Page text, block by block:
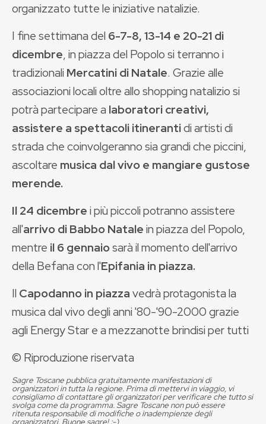
organizzato tutte le iniziative natalizie.
I fine settimana del 6-7-8, 13-14 e 20-21di
dicembre, in piazza del Popolo si terranno i
tradizionali Mercatini di Natale. Grazie alle
associazioni locali oltre allo shopping natalizio si
potrà partecipare a laboratori creativi,
assistere a spettacoli itinerantidi artisti di
strada che coinvolgeranno sia grandi che piccini,
ascoltare musica dal vivo e mangiare gustose
merende.
Il 24 dicembrei più piccoli potranno assistere
all'arrivo di Babbo Natalein piazza del Popolo,
mentre il 6 gennaiosarà il momento dell'arrivo
della Befana con l'Epifania in piazza.
Il Capodanno in piazzavedrà protagonista la
musica dal vivo degli anni '80-'90-2000 grazie
agli Energy Star e a mezzanotte brindisi per tutti
© Riproduzione riservata
Sagre Toscane pubblica gratuitamente manifestazioni di
organizzatori in tutta la regione. Prima di mettervi in viaggio, vi
consigliamo di contattare gli organizzatori per verificare che tutto si
svolga come da programma. Sagre Toscane non può essere
ritenuta responsabile di modifiche o inadempienze degli
organizzatori. Buone sagre! :-)